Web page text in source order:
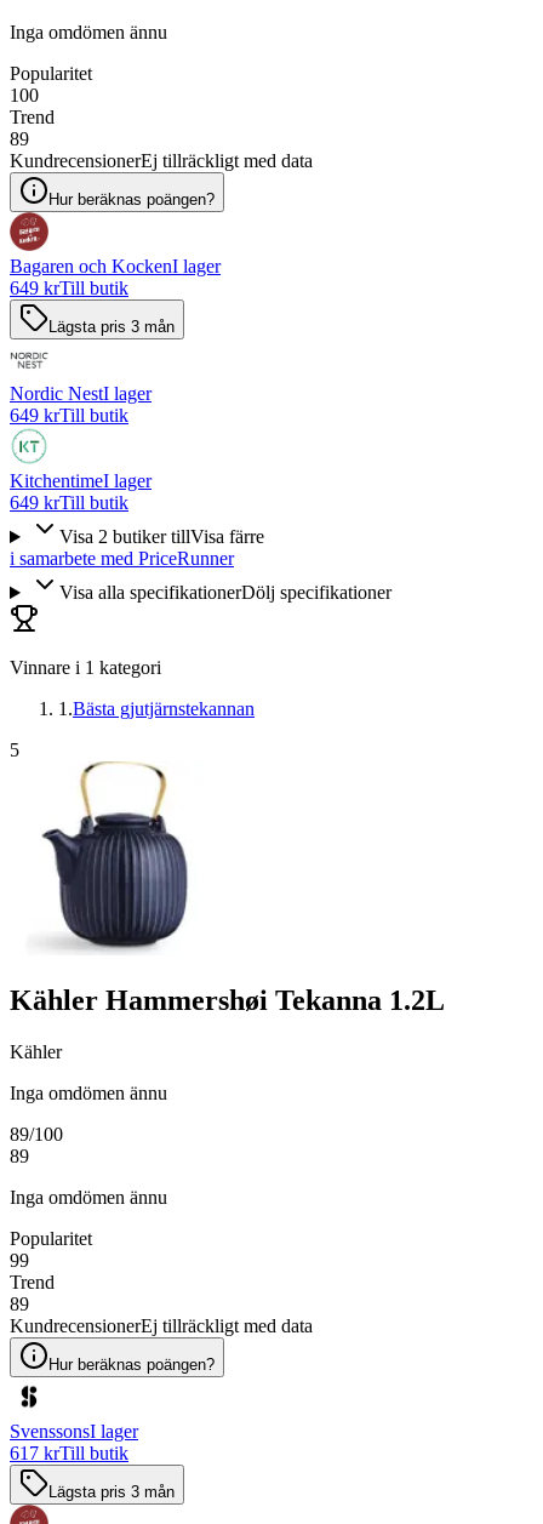
Inga omdömen ännu
Popularitet
100
Trend
89
KundrecensionerEj tillräckligt med data
Hur beräknas poängen?
Bagaren och KockenI lager
649 krTill butik
Lägsta pris 3 mån
Nordic NestI lager
649 krTill butik
KitchentimeI lager
649 krTill butik
Visa 2 butiker tillVisa färre
i samarbete med PriceRunner
Visa alla specifikationerDölj specifikationer
Vinnare i 1 kategori
1 .Bästa gjutjärnstekannan
5
Kähler Hammershøi Tekanna 1.2L
Kähler
Inga omdömen ännu
89/100
89
Inga omdömen ännu
Popularitet
99
Trend
89
KundrecensionerEj tillräckligt med data
Hur beräknas poängen?
SvenssonsI lager
617 krTill butik
Lägsta pris 3 mån